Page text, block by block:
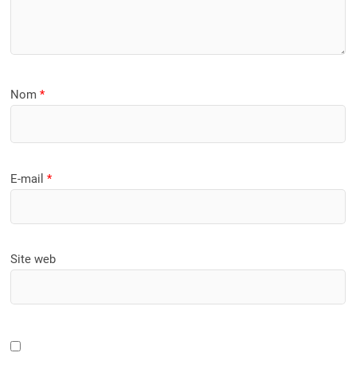
Nom*
E-mail*
Site web